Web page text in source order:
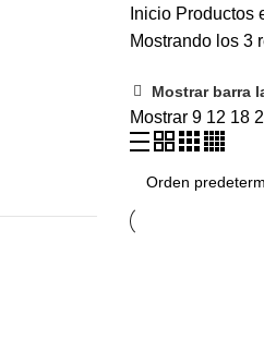
Inicio Productos
Mostrando los 3
Mostrar barra
Mostrar 9 12 18